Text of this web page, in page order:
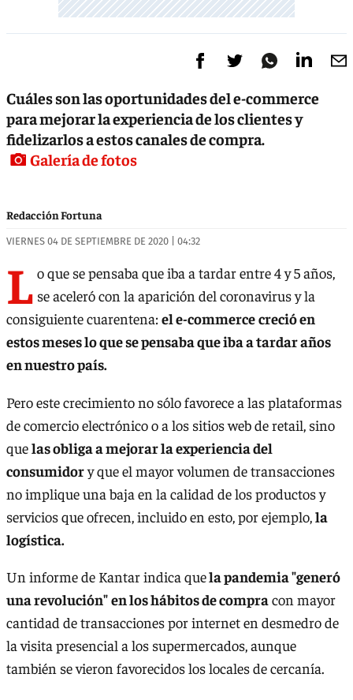
Cuáles son las oportunidades del e-commerce
para mejorar la experiencia de los clientes y
fidelizarlos a estos canales de compra.
Galería de fotos
Redacción Fortuna
VIERNES 04 DE SEPTIEMBRE DE 2020 | 04:32
L o que se pensaba que iba a tardar entre 4 y 5 años,
se aceleró con la aparición del coronavirus y la
consiguiente cuarentena:el e-commercecreció en
estos meses lo que se pensaba que iba a tardar años
en nuestro país.
Pero este crecimiento no sólo favorece a las plataformas
de comercio electrónico o a los sitios web de retail, sino
quelas obliga a mejorar la experiencia del
consumidory que el mayor volumen de transacciones
no implique una baja en la calidad de los productos y
servicios que ofrecen, incluido en esto, por ejemplo,la
logística.
Un informe de Kantar indica quela pandemia "generó
una revolución"en los hábitos de compracon mayor
cantidad de transacciones por internet en desmedro de
la visita presencial a los supermercados, aunque
también se vieron favorecidos los locales de cercanía.